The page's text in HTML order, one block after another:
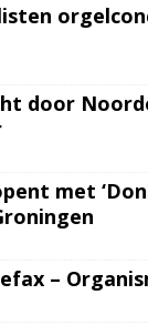
door
met
–